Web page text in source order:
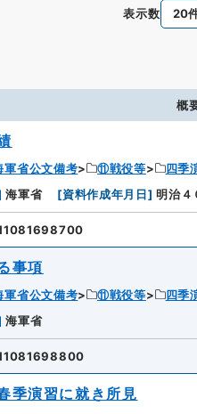
表示数
概
軍省公文備考 ⑪戦役等 四季
海軍省 [資料作成年月日] 明治４
事項
軍省公文備考 ⑪戦役等 四季
海軍省
季演習に就き所見